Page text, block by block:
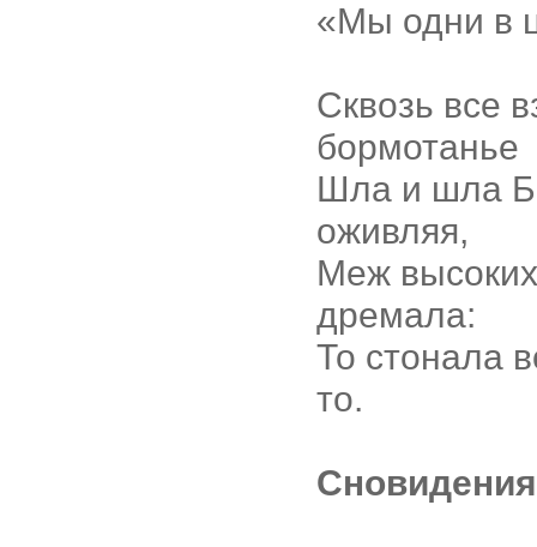
«Мы одни в
Сквозь все
бормотанье
Шла и шла
оживляя,
Меж
дремала:
То стонала
то.